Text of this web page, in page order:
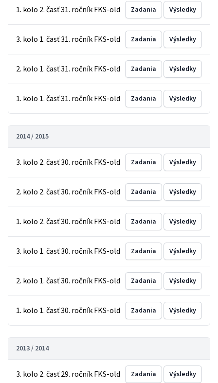
1. kolo 2. časť 31. ročník FKS-old Zadania Výsledky
3. kolo 1. časť 31. ročník FKS-old Zadania Výsledky
2. kolo 1. časť 31. ročník FKS-old Zadania Výsledky
1. kolo 1. časť 31. ročník FKS-old Zadania Výsledky
2014 / 2015
3. kolo 2. časť 30. ročník FKS-old Zadania Výsledky
2. kolo 2. časť 30. ročník FKS-old Zadania Výsledky
1. kolo 2. časť 30. ročník FKS-old Zadania Výsledky
3. kolo 1. časť 30. ročník FKS-old Zadania Výsledky
2. kolo 1. časť 30. ročník FKS-old Zadania Výsledky
1. kolo 1. časť 30. ročník FKS-old Zadania Výsledky
2013 / 2014
3. kolo 2. časť 29. ročník FKS-old Zadania Výsledky